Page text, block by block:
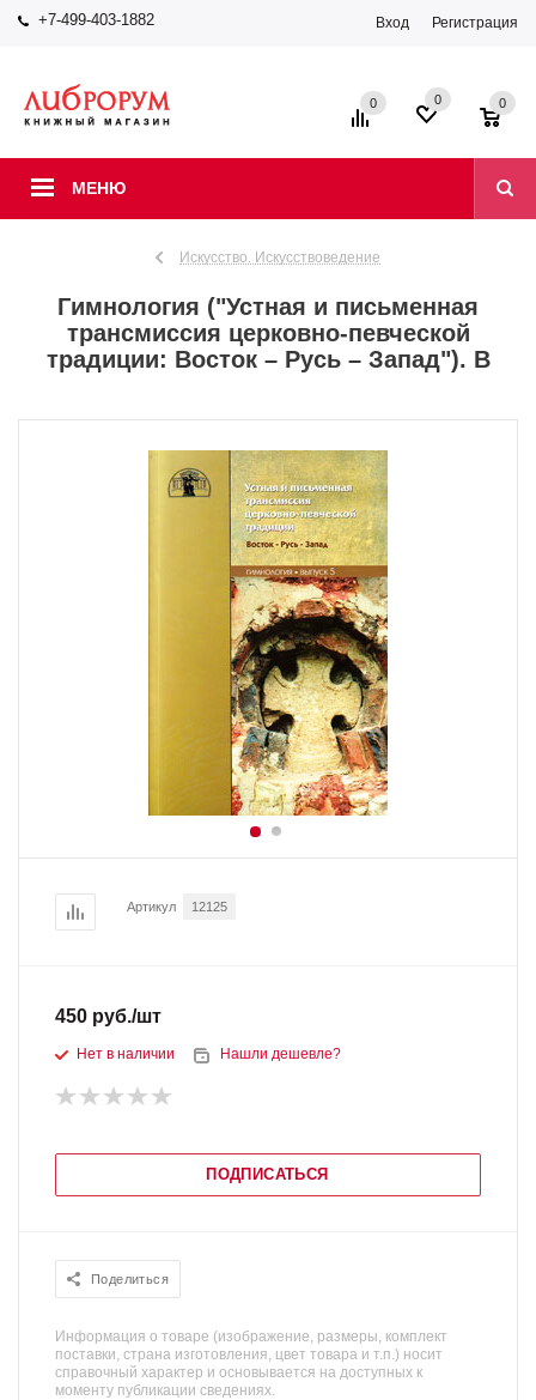
+7-499-403-1882 Вход Регистрация
МЕНЮ
0 0 0
Искусство. Искусствоведение
Гимнология ("Устная и письменная
трансмиссия церковно-певческой
традиции: Восток – Русь – Запад"). В
Артикул 12125
450 руб./шт
Нет в наличии Нашли дешевле?
ПОДПИСАТЬСЯ
Поделиться
Информация о товаре (изображение, размеры, комплект
поставки, страна изготовления, цвет товара и т.п.) носит
справочный характер и основывается на доступных к
моменту публикации сведениях.